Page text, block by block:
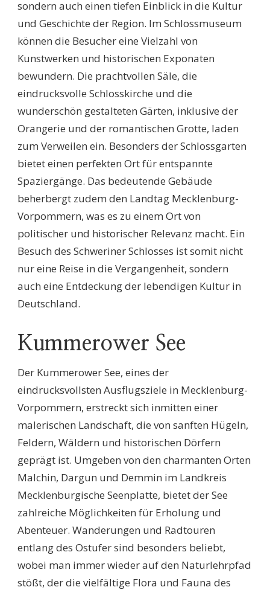
sondern auch einen tiefen Einblick in die Kultur
und Geschichte der Region. Im Schlossmuseum
können die Besucher eine Vielzahl von
Kunstwerken und historischen Exponaten
bewundern. Die prachtvollen Säle, die
eindrucksvolle Schlosskirche und die
wunderschön gestalteten Gärten, inklusive der
Orangerie und der romantischen Grotte, laden
zum Verweilen ein. Besonders der Schlossgarten
bietet einen perfekten Ort für entspannte
Spaziergänge. Das bedeutende Gebäude
beherbergt zudem den Landtag Mecklenburg-
Vorpommern, was es zu einem Ort von
politischer und historischer Relevanz macht. Ein
Besuch des Schweriner Schlosses ist somit nicht
nur eine Reise in die Vergangenheit, sondern
auch eine Entdeckung der lebendigen Kultur in
Deutschland.
Kummerower See
Der Kummerower See, eines der
eindrucksvollsten Ausflugsziele in Mecklenburg-
Vorpommern, erstreckt sich inmitten einer
malerischen Landschaft, die von sanften Hügeln,
Feldern, Wäldern und historischen Dörfern
geprägt ist. Umgeben von den charmanten Orten
Malchin, Dargun und Demmin im Landkreis
Mecklenburgische Seenplatte, bietet der See
zahlreiche Möglichkeiten für Erholung und
Abenteuer. Wanderungen und Radtouren
entlang des Ostufer sind besonders beliebt,
wobei man immer wieder auf den Naturlehrpfad
stößt, der die vielfältige Flora und Fauna des